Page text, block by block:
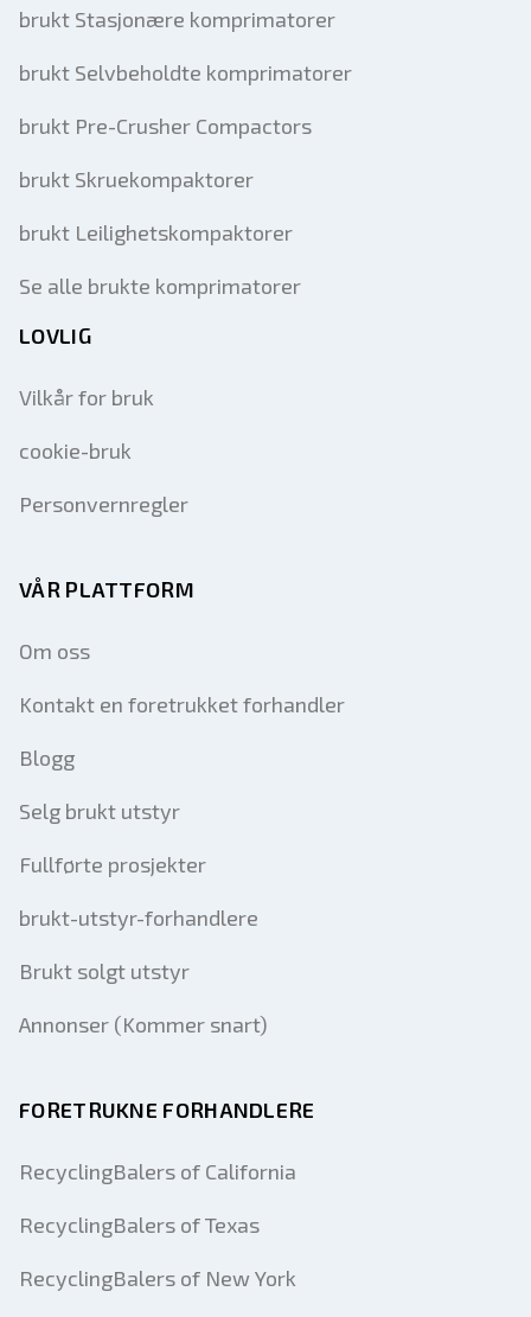
brukt Stasjonære komprimatorer
brukt Selvbeholdte komprimatorer
brukt Pre-Crusher Compactors
brukt Skruekompaktorer
brukt Leilighetskompaktorer
Se alle brukte komprimatorer
LOVLIG
Vilkår for bruk
cookie-bruk
Personvernregler
VÅR PLATTFORM
Om oss
Kontakt en foretrukket forhandler
Blogg
Selg brukt utstyr
Fullførte prosjekter
brukt-utstyr-forhandlere
Brukt solgt utstyr
Annonser (Kommer snart)
FORETRUKNE FORHANDLERE
RecyclingBalers of California
RecyclingBalers of Texas
RecyclingBalers of New York